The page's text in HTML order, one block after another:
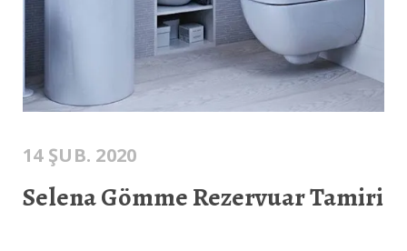
14 ŞUB. 2020
Selena Gömme Rezervuar Tamiri